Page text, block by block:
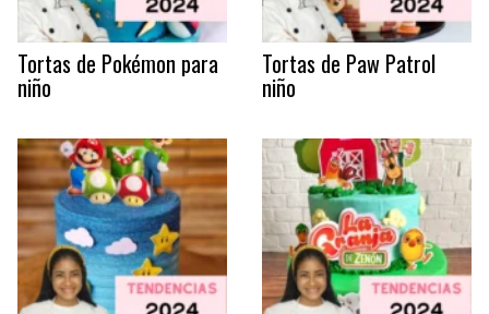
Tortas de Pokémon para
niño
Tortas de Paw Patrol
niño